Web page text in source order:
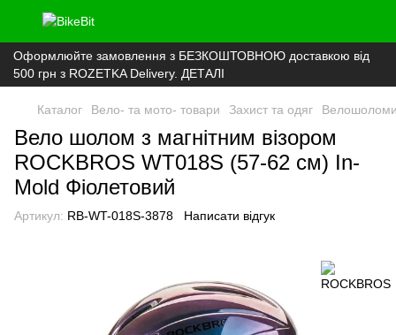
Оформлюйте замовлення з БЕЗКОШТОВНОЮ доставкою від
500 грн з ROZETKA Delivery. ДЕТАЛІ
Каталог Вело- та мото- товари Захист та одяг
Вело шолом з магнітним візором
ROCKBROS WT018S (57-62 см) In-
Mold Фіолетовий
Артикул: RB-WT-018S-3878 Написати відгук